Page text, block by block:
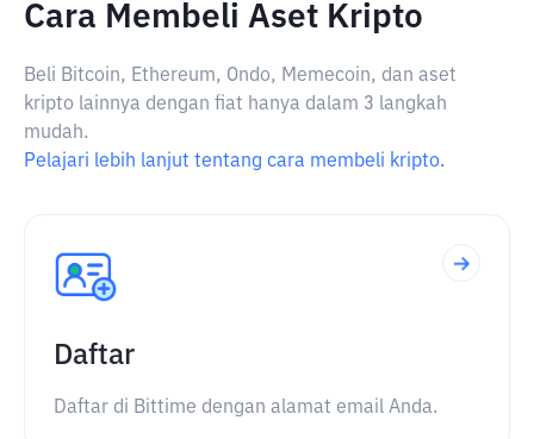
Cara Membeli Aset Kripto
Beli Bitcoin, Ethereum, Ondo, Memecoin, dan aset
kripto lainnya dengan fiat hanya dalam 3 langkah
mudah.
Pelajari lebih lanjut tentang cara membeli kripto.
Daftar
Daftar di Bittime dengan alamat email Anda.